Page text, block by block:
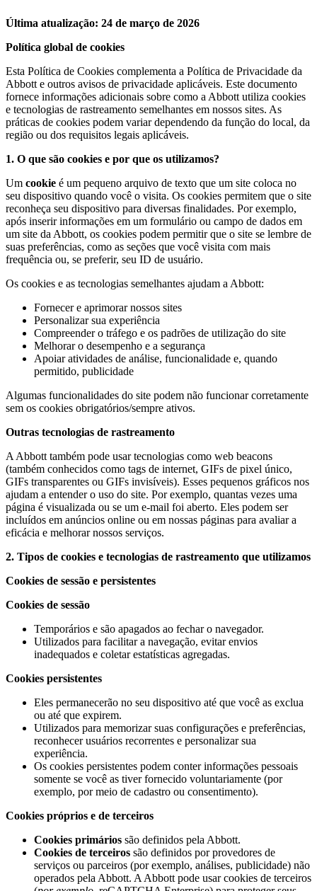
Última atualização: 24 de março de 2026
Política global de cookies
Esta Política de Cookies complementa a Política de Privacidade da
Abbott e outros avisos de privacidade aplicáveis. Este documento
fornece informações adicionais sobre como a Abbott utiliza cookies
e tecnologias de rastreamento semelhantes em nossos sites. As
práticas de cookies podem variar dependendo da função do local, da
região ou dos requisitos legais aplicáveis.
1. O que são cookies e por que os utilizamos?
Um cookie é um pequeno arquivo de texto que um site coloca no
seu dispositivo quando você o visita. Os cookies permitem que o site
reconheça seu dispositivo para diversas finalidades. Por exemplo,
após inserir informações em um formulário ou campo de dados em
um site da Abbott, os cookies podem permitir que o site se lembre de
suas preferências, como as seções que você visita com mais
frequência ou, se preferir, seu ID de usuário.
Os cookies e as tecnologias semelhantes ajudam a Abbott:
Fornecer e aprimorar nossos sites
Personalizar sua experiência
Compreender o tráfego e os padrões de utilização do site
Melhorar o desempenho e a segurança
Apoiar atividades de análise, funcionalidade e, quando
permitido, publicidade
Algumas funcionalidades do site podem não funcionar corretamente
sem os cookies obrigatórios/sempre ativos.
Outras tecnologias de rastreamento
A Abbott também pode usar tecnologias como web beacons
(também conhecidos como tags de internet, GIFs de pixel único,
GIFs transparentes ou GIFs invisíveis). Esses pequenos gráficos nos
ajudam a entender o uso do site. Por exemplo, quantas vezes uma
página é visualizada ou se um e-mail foi aberto. Eles podem ser
incluídos em anúncios online ou em nossas páginas para avaliar a
eficácia e melhorar nossos serviços.
2. Tipos de cookies e tecnologias de rastreamento que utilizamos
Cookies de sessão e persistentes
Cookies de sessão
Temporários e são apagados ao fechar o navegador.
Utilizados para facilitar a navegação, evitar envios
inadequados e coletar estatísticas agregadas.
Cookies persistentes
Eles permanecerão no seu dispositivo até que você as exclua
ou até que expirem.
Utilizados para memorizar suas configurações e preferências,
reconhecer usuários recorrentes e personalizar sua
experiência.
Os cookies persistentes podem conter informações pessoais
somente se você as tiver fornecido voluntariamente (por
exemplo, por meio de cadastro ou consentimento).
Cookies próprios e de terceiros
Cookies primários são definidos pela Abbott.
Cookies de terceiros são definidos por provedores de
serviços ou parceiros (por exemplo, análises, publicidade) não
operados pela Abbott. A Abbott pode usar cookies de terceiros